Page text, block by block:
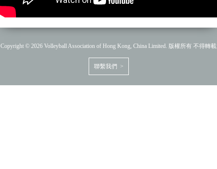
Copyright © 2026 Volleyball Association of Hong Kong, China Limited. 版權所有 不得轉載
聯繫我們 >